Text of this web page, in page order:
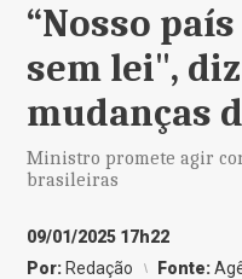
“Nosso
sem lei",
mudanças
Ministro promete agir
brasileiras
09/01/2025 17h22
Por: Redação Fonte: